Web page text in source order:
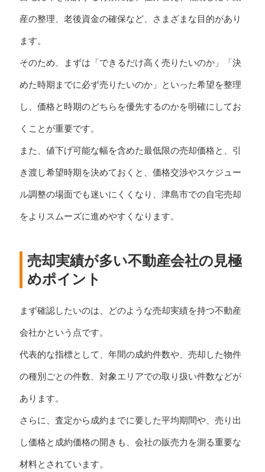
産の整理、老後資金の確保など、さまざまな目的があり
ます。
そのため、まずは「できるだけ高く売りたいのか」「決
めた時期までに必ず売りたいのか」といった希望を整理
し、価格と時期のどちらを優先するのかを明確にしてお
くことが重要です。
また、値下げ可能な幅を含めた最低限の売却価格と、引
き渡し希望時期を決めておくと、価格交渉やスケジュー
ル調整の場面でも迷いにくくなり、津島市での自宅売却
をよりスムーズに進めやすくなります。
売却実績が多い不動産会社の見極
めポイント
まず確認したいのは、どのような売却実績を持つ不動産
会社かという点です。
代表的な指標として、年間の成約件数や、売却した物件
の種別ごとの件数、対象エリアでの取り扱い件数などが
あります。
さらに、査定から成約までに要した平均期間や、売り出
し価格と成約価格の開きも、会社の販売力を測る重要な
材料とされています。